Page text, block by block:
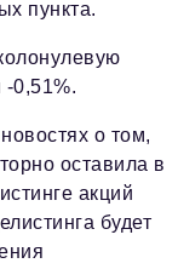
пункта.
-0,51%.
о том,
оставила в
акций
будет